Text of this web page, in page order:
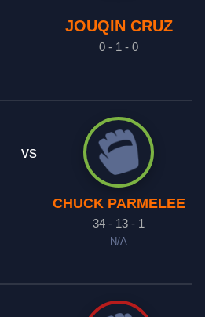
JOUQIN CRUZ
0 - 1 - 0
vs
CHUCK PARMELEE
34 - 13 - 1
N/A